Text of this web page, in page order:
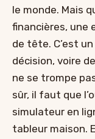
le monde. Mais
financières, une
de tête. C’est
décision, voire
ne se trompe
sûr, il faut que
simulateur en
tableur maison.